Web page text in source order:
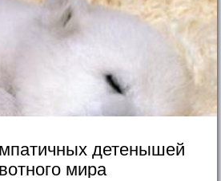
детенышей
мира